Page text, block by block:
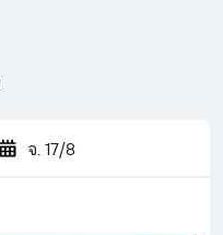
จ. 17/8